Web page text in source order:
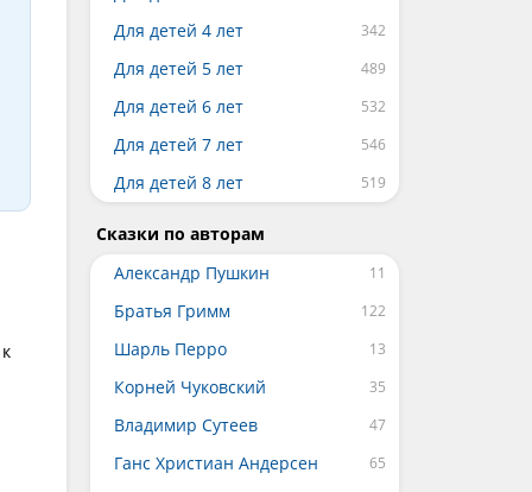
Для детей 4 лет
Для детей 5 лет
Для детей 6 лет
Для детей 7 лет
Для детей 8 лет
Сказки по авторам
Александр Пушкин
Братья Гримм
Шарль Перро
Корней Чуковский
Владимир Сутеев
Ганс Христиан Андерсен